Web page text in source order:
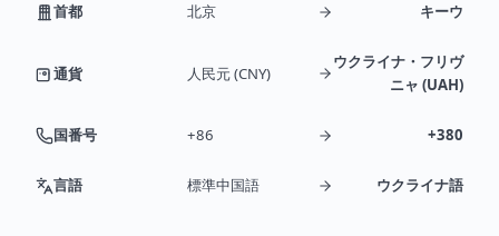
首都 北京 キーウ
通貨 人民元 (CNY)
ウクライナ・フリヴ
ニャ (UAH)
国番号 +86 +380
言語 標準中国語 ウクライナ語